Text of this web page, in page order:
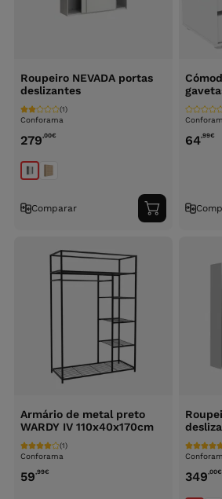
Roupeiro NEVADA portas
deslizantes
Conforama
(1)
279,00€
Comparar
Adicionar
ao
64,99€
Armário de metal preto
WARDY IV 110x40x170cm
Conforama
(1)
59,99€ 349,00€